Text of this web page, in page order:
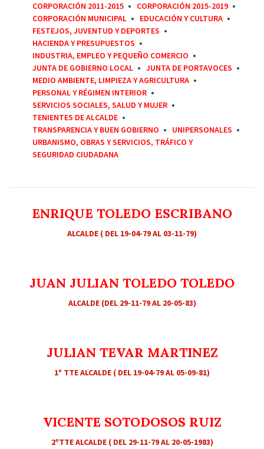
CORPORACIÓN 2011-2015
CORPORACIÓN 2015-2019
CORPORACIÓN MUNICIPAL
EDUCACIÓN Y CULTURA
FESTEJOS, JUVENTUD Y DEPORTES
HACIENDA Y PRESUPUESTOS
INDUSTRIA, EMPLEO Y PEQUEÑO COMERCIO
JUNTA DE GOBIERNO LOCAL
JUNTA DE PORTAVOCES
MEDIO AMBIENTE, LIMPIEZA Y AGRICULTURA
PERSONAL Y RÉGIMEN INTERIOR
SERVICIOS SOCIALES, SALUD Y MUJER
TENIENTES DE ALCALDE
TRANSPARENCIA Y BUEN GOBIERNO
UNIPERSONALES
URBANISMO, OBRAS Y SERVICIOS, TRÁFICO Y
SEGURIDAD CIUDADANA
ENRIQUE TOLEDO ESCRIBANO
ALCALDE ( DEL 19-04-79 AL 03-11-79)
JUAN JULIAN TOLEDO TOLEDO
ALCALDE (DEL 29-11-79 AL 20-05-83)
JULIAN TEVAR MARTINEZ
1º TTE ALCALDE ( DEL 19-04-79 AL 05-09-81)
VICENTE SOTODOSOS RUIZ
2ºTTE ALCALDE ( DEL 29-11-79 AL 20-05-1983)